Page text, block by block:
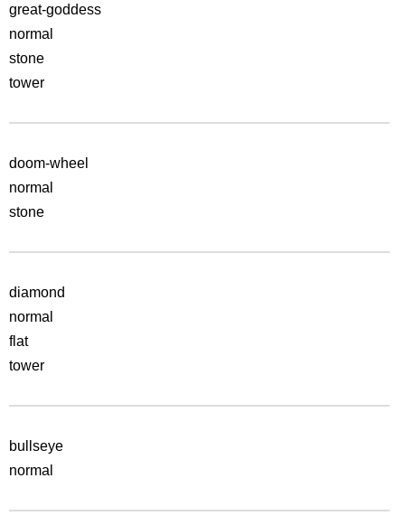
great-goddess
normal
stone
tower
doom-wheel
normal
stone
diamond
normal
flat
tower
bullseye
normal